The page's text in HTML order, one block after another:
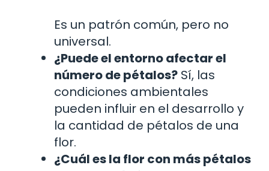
Es un patrón común, pero no
universal.
¿Puede el entorno afectar el
número de pétalos? Sí, las
condiciones ambientales
pueden influir en el desarrollo y
la cantidad de pétalos de una
flor.
¿Cuál es la flor con más pétalos